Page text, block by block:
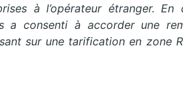
à l’opérateur étranger.
a consenti à accorder une
sur une tarification en zone